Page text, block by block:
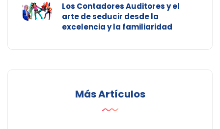
Los Contadores Auditores y el
arte de seducir desde la
excelencia y la familiaridad
Más Artículos